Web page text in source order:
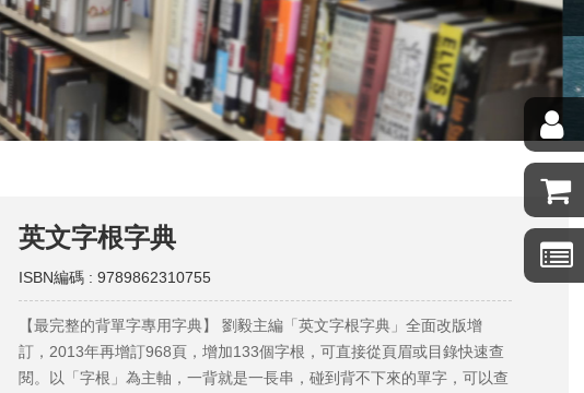
英文字根字典
ISBN編碼 : 9789862310755
【最完整的背單字專用字典】 劉毅主編「英文字根字典」全面改版增
訂，2013年再增訂968頁，增加133個字根，可直接從頁眉或目錄快速查
閱。以「字根」為主軸，一背就是一長串，碰到背不下來的單字，可以查